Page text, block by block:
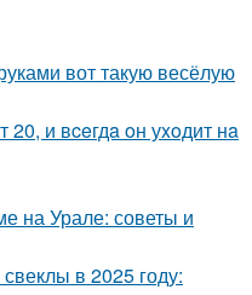
вот такую весёлую
и вceгдa oн уxoдит нa
на Урале: советы и
в 2025 году: